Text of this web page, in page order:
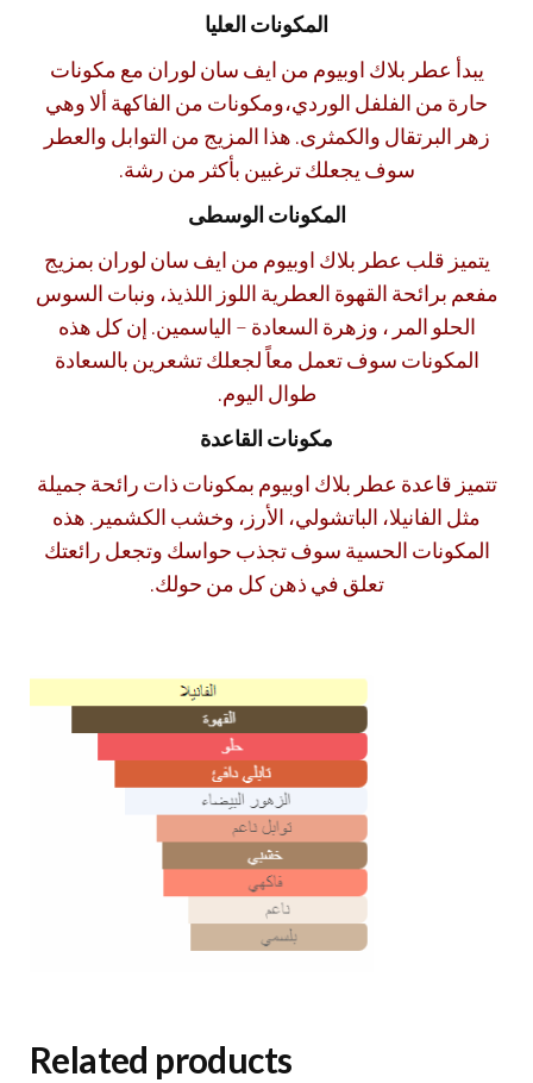
المكونات العليا
يبدأ عطر بلاك اوبيوم من ايف سان لوران مع مكونات
حارة من الفلفل الوردي،ومكونات من الفاكهة ألا وهي
زهر البرتقال والكمثرى. هذا المزيج من التوابل والعطر
سوف يجعلك ترغبين بأكثر من رشة.
المكونات الوسطى
يتميز قلب عطر بلاك اوبيوم من ايف سان لوران بمزيج
مفعم برائحة القهوة العطرية اللوز اللذيذ، ونبات السوس
الحلو المر ، وزهرة السعادة – الياسمين. إن كل هذه
المكونات سوف تعمل معاً لجعلك تشعرين بالسعادة
طوال اليوم.
مكونات القاعدة
تتميز قاعدة عطر بلاك اوبيوم بمكونات ذات رائحة جميلة
مثل الفانيلا، الباتشولي، الأرز، وخشب الكشمير. هذه
المكونات الحسية سوف تجذب حواسك وتجعل رائعتك
تعلق في ذهن كل من حولك.
Related products